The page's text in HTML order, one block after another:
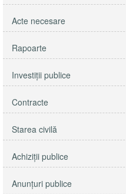
Acte necesare
Rapoarte
Investiţii publice
Contracte
Starea civilă
Achiziţii publice
Anunţuri publice